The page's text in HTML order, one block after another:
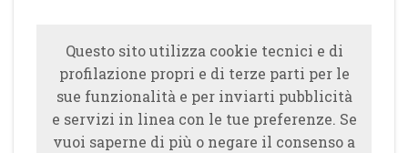
Questo sito utilizza cookie tecnici e di
profilazione propri e di terze parti per le
sue funzionalità e per inviarti pubblicità
e servizi in linea con le tue preferenze. Se
vuoi saperne di più o negare il consenso a